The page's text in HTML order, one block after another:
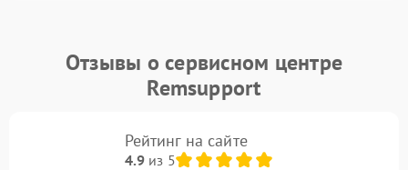
Отзывы о сервисном центре
Remsupport
Рейтинг на сайте
4.9из 5